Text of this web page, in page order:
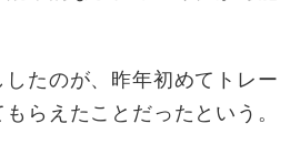
たのが、昨年初めてトレー
らえたことだったという。